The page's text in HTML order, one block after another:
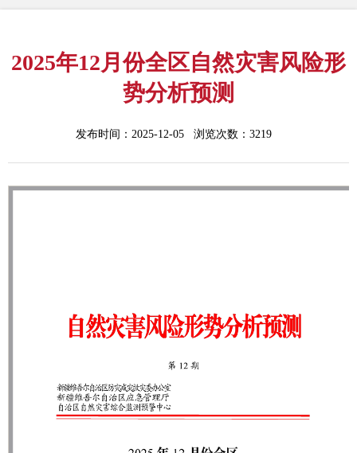
2025年12月份全区自然灾害风险形
势分析预测
发布时间：2025-12-05 浏览次数： 3219